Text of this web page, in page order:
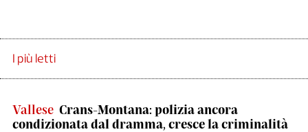
I più letti
Vallese Crans-Montana: polizia ancora
condizionata dal dramma, cresce la criminalità